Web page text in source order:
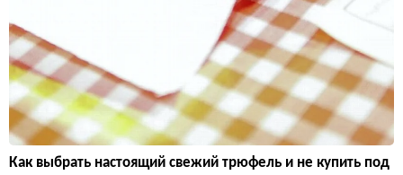
Как выбрать настоящий свежий трюфель и не купить под